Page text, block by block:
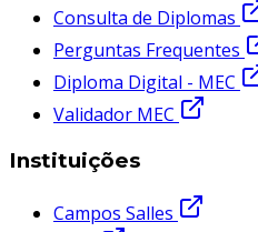
Consulta de Diplomas
Perguntas Frequentes
Diploma Digital - MEC
Validador MEC
Instituições
Campos Salles